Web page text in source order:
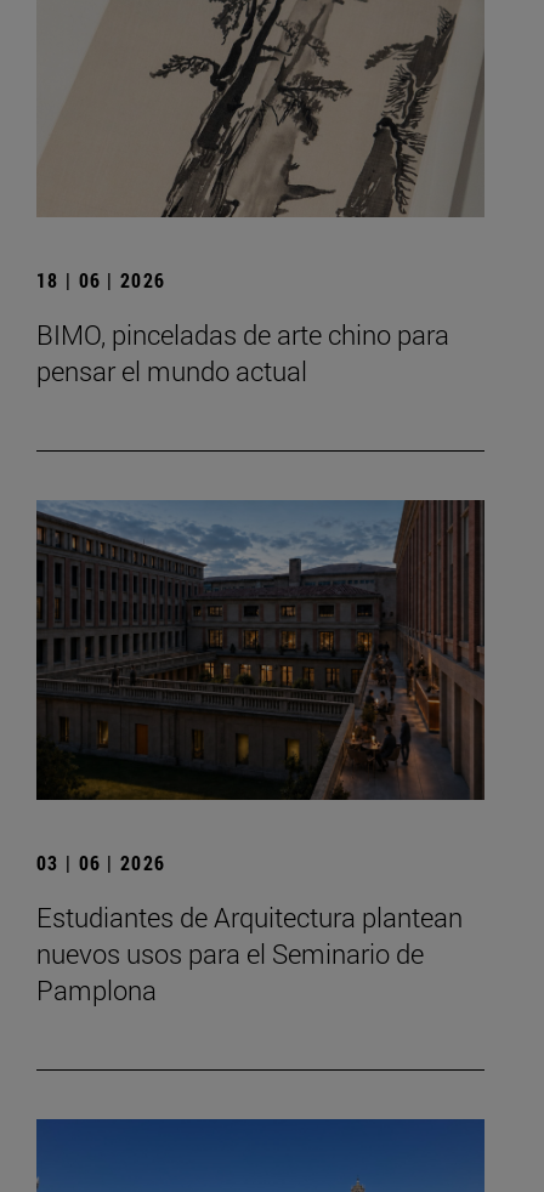
18 | 06 | 2026
BIMO, pinceladas de arte chino para
pensar el mundo actual
03 | 06 | 2026
Estudiantes de Arquitectura plantean
nuevos usos para el Seminario de
Pamplona